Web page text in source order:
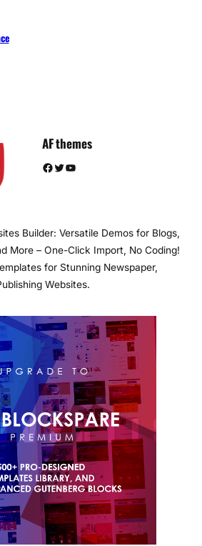
AF themes
Facebook Twitter YouTube
Builder: Versatile Demos for Blogs,
More – One-Click Import, No Coding!
for Stunning Newspaper,
Websites.